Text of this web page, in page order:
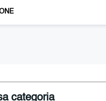
categoria